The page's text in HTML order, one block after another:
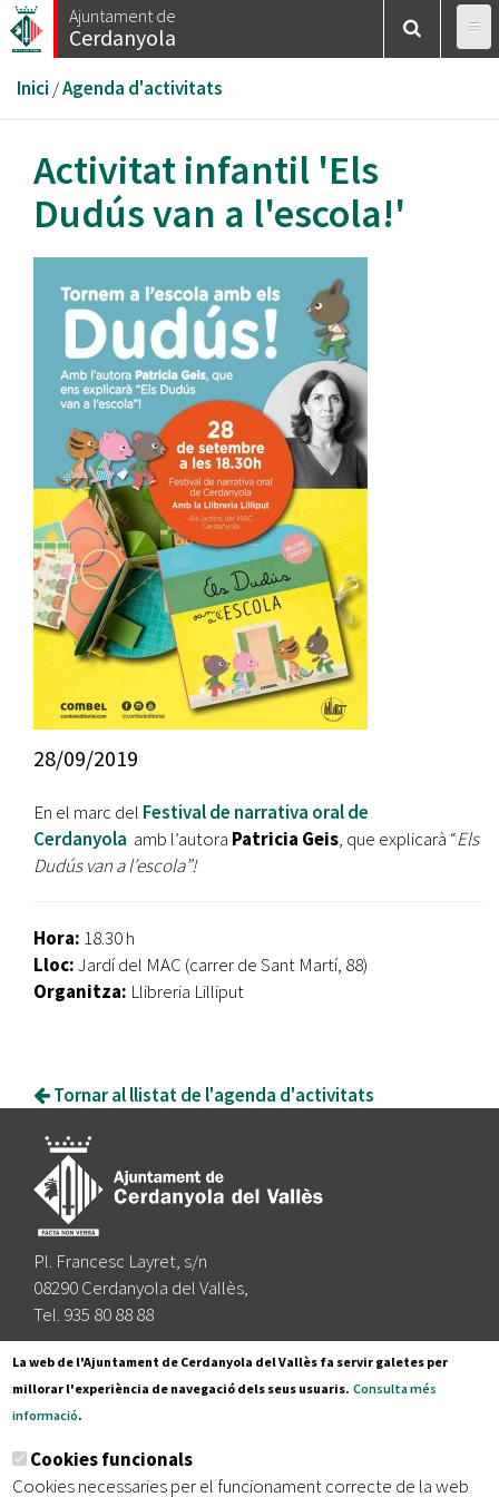
Vés
al
Ajuntament de
Cerdanyola
Esteu
aquí
Inici /Agenda d'activitats
Activitat infantil 'Els
Dudús van a l'escola!'
28/09/2019
En el marc del Festival de narrativa oral de
Cerdanyola amb l’autora Patricia Geis, que explicarà “Els
Dudús van a l’escola”!
Hora: 18.30 h
Lloc:Jardí del MAC (carrer de Sant Martí, 88)
Organitza: Llibreria Lilliput
Tornar al llistat de l'agenda d'activitats
Pl. Francesc Layret, s/n
08290 Cerdanyola del Vallès,
Tel. 935 80 88 88
Segueix-nos a:
Subscriu-te al nostre butlletí
La web de l'Ajuntament de Cerdanyola del Vallès fa servir galetes per
millorar l'experiència de navegació dels seus usuaris. Consulta més
informació.
Cookies funcionals
Cookies necessaries per el funcionament correcte de la web